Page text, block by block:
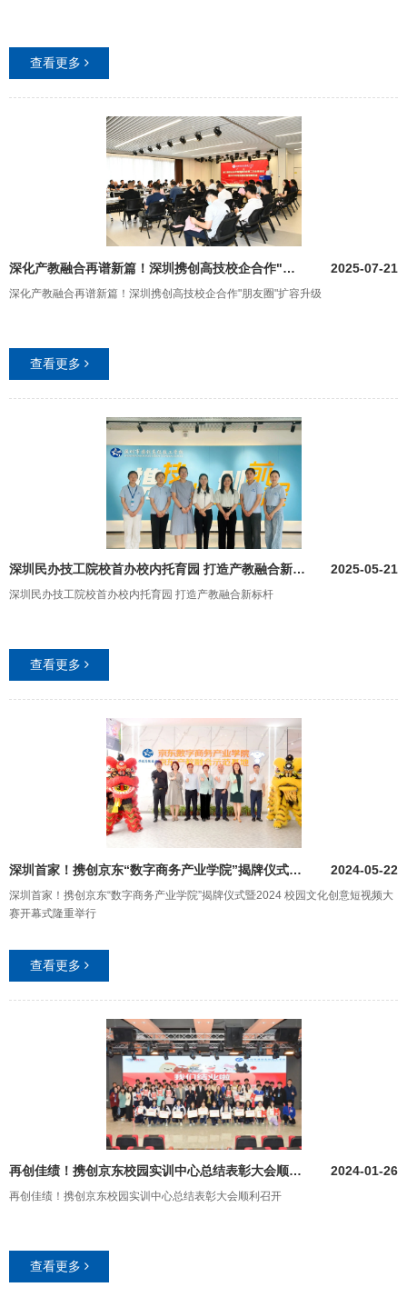
查看更多
深化产教融合再谱新篇！深圳携创高技校企合作"朋友圈"扩容升级 2025-07-21
深化产教融合再谱新篇！深圳携创高技校企合作"朋友圈"扩容升级
查看更多
深圳民办技工院校首办校内托育园 打造产教融合新标杆 2025-05-21
深圳民办技工院校首办校内托育园 打造产教融合新标杆
查看更多
深圳首家！携创京东“数字商务产业学院”揭牌仪式暨2024 校园文化创意短视频大赛开幕式隆重举行 2024-05-22
深圳首家！携创京东“数字商务产业学院”揭牌仪式暨2024 校园文化创意短视频大
赛开幕式隆重举行
查看更多
再创佳绩！携创京东校园实训中心总结表彰大会顺利召开 2024-01-26
再创佳绩！携创京东校园实训中心总结表彰大会顺利召开
查看更多